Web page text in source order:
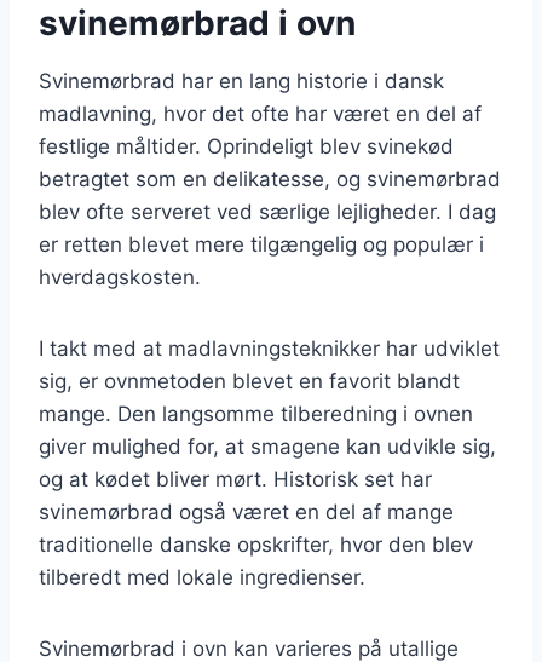
svinemørbrad i ovn
Svinemørbrad har en lang historie i dansk
madlavning, hvor det ofte har været en del af
festlige måltider. Oprindeligt blev svinekød
betragtet som en delikatesse, og svinemørbrad
blev ofte serveret ved særlige lejligheder. I dag
er retten blevet mere tilgængelig og populær i
hverdagskosten.
I takt med at madlavningsteknikker har udviklet
sig, er ovnmetoden blevet en favorit blandt
mange. Den langsomme tilberedning i ovnen
giver mulighed for, at smagene kan udvikle sig,
og at kødet bliver mørt. Historisk set har
svinemørbrad også været en del af mange
traditionelle danske opskrifter, hvor den blev
tilberedt med lokale ingredienser.
Svinemørbrad i ovn kan varieres på utallige